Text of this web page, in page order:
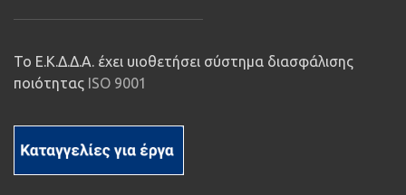
Το Ε.Κ.Δ.Δ.Α. έχει υιοθετήσει σύστημα διασφάλισης
ποιότητας ISO 9001